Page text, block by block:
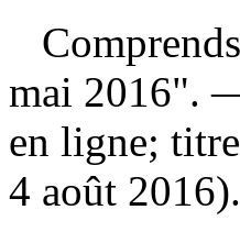
mai 2016".
en ligne;
4 août